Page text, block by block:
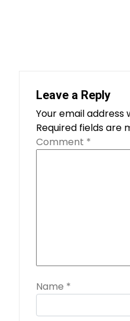
Leave a Reply
Your email address
Required fields are
Comment *
Name *